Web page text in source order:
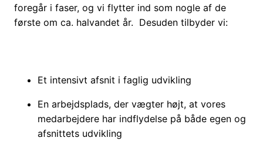
foregår i faser, og vi flytter ind som nogle af de
første om ca. halvandet år. Desuden tilbyder vi:
Et intensivt afsnit i faglig udvikling
En arbejdsplads, der vægter højt, at vores
medarbejdere har indflydelse på både egen og
afsnittets udvikling